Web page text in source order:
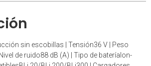
sin escobillas | Tensión36 V | Peso
de ruido88 dB (A) | Tipo de bateríaIon-